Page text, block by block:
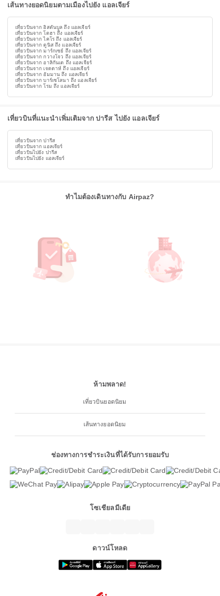
เส้นทางยอดนิยมตามเมืองไปยัง แอลเจียร์
เที่ยวบินจาก อิสตันบูล ถึง แอลเจียร์
เที่ยวบินจาก โดฮา ถึง แอลเจียร์
เที่ยวบินจาก ไคโร ถึง แอลเจียร์
เที่ยวบินจาก ตูนิส ถึง แอลเจียร์
เที่ยวบินจาก มาร์กเซย์ ถึง แอลเจียร์
เที่ยวบินจาก กวางโจว ถึง แอลเจียร์
เที่ยวบินจาก อาลิกันเต ถึง แอลเจียร์
เที่ยวบินจาก เจดดาห์ ถึง แอลเจียร์
เที่ยวบินจาก อัมมาน ถึง แอลเจียร์
เที่ยวบินจาก บาร์เซโลนา ถึง แอลเจียร์
เที่ยวบินจาก โรม ถึง แอลเจียร์
เที่ยวบินที่แนะนำเพิ่มเติมจาก ปารีส ไปยัง แอลเจียร์
เที่ยวบินจาก ปารีส
เที่ยวบินจาก แอลเจียร์
เที่ยวบินไปยัง ปารีส
เที่ยวบินไปยัง แอลเจียร์
ทำไมต้องเดินทางกับ Airpaz?
ห้ามพลาด!
เที่ยวบินยอดนิยม
เส้นทางยอดนิยม
ช่องทางการชำระเงินที่ได้รับการยอมรับ
โซเชียลมีเดีย
ดาวน์โหลด